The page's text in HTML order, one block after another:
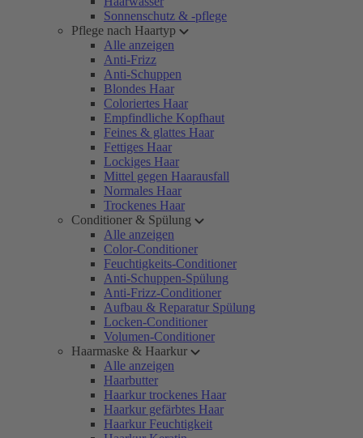
Sonnenschutz & -pflege
Pflege nach Haartyp
Alle anzeigen
Anti-Frizz
Anti-Schuppen
Blondes Haar
Coloriertes Haar
Empfindliche Kopfhaut
Feines & glattes Haar
Fettiges Haar
Lockiges Haar
Mittel gegen Haarausfall
Normales Haar
Trockenes Haar
Conditioner & Spülung
Alle anzeigen
Color-Conditioner
Feuchtigkeits-Conditioner
Anti-Schuppen-Spülung
Anti-Frizz-Conditioner
Aufbau & Reparatur Spülung
Locken-Conditioner
Volumen-Conditioner
Haarmaske & Haarkur
Alle anzeigen
Haarbutter
Haarkur trockenes Haar
Haarkur gefärbtes Haar
Haarkur Feuchtigkeit